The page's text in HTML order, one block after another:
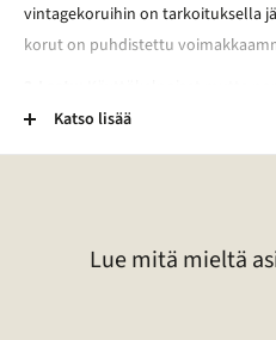
vintagekoruihin on tarkoituksella
korut on puhdistettu
Esineessä voi esimerkiksi olla
tummentuma. Pronssikoruissa
Katso lisää
Lue mitä mieltä